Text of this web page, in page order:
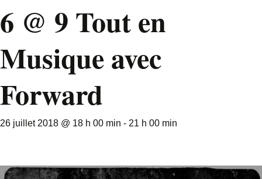
6 @ 9 Tout en
Musique avec
Forward
26 juillet 2018 @ 18 h 00 min - 21 h 00 min